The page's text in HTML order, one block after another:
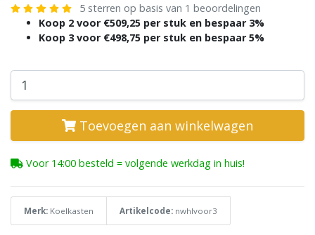
5 sterren op basis van 1 beoordelingen
Koop 2 voor €509,25 per stuk en bespaar 3%
Koop 3 voor €498,75 per stuk en bespaar 5%
Toevoegen aan winkelwagen
Voor 14:00 besteld = volgende werkdag in huis!
Merk: Koelkasten Artikelcode: nwhlvoor3